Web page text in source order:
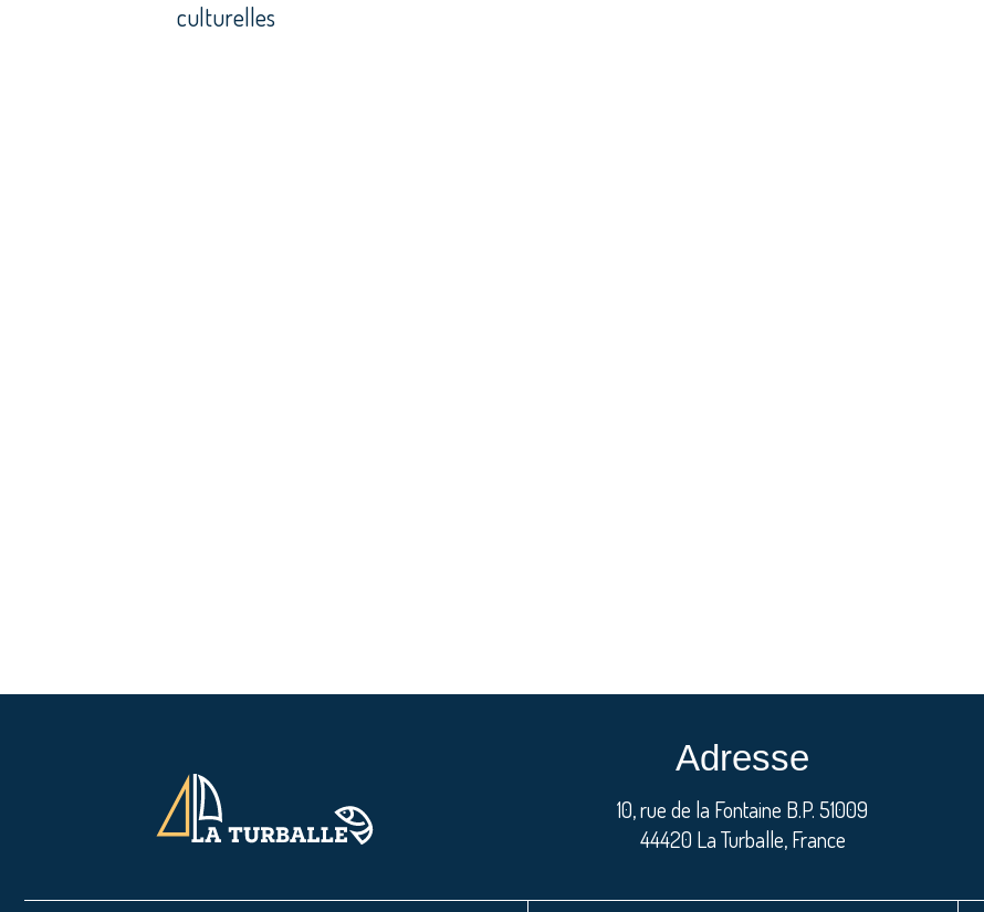
culturelles
Adresse
10, rue de la Fontaine B.P. 51009
44420 La Turballe, France